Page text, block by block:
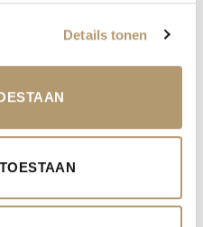
Details tonen